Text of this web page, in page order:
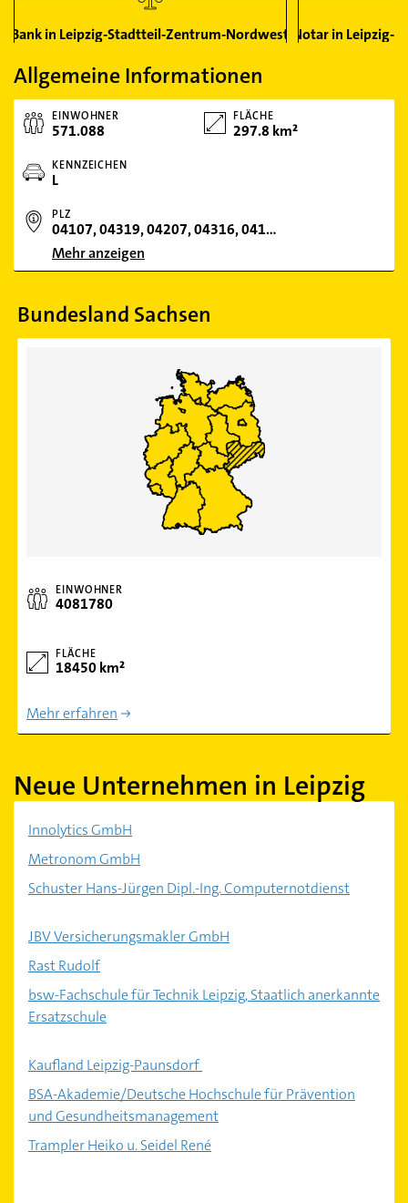
Bank in Leipzig-Stadtteil-Zentrum-Nordwest Notar in Leipzig-
Allgemeine Informationen
EINWOHNER
571.088
FLÄCHE
297.8 km²
KENNZEICHEN
L
PLZ
04107, 04319, 04207, 04316, 04109, 04159, 04299, 04275, 04288, 04179, 04277, 04249, 04105, 04158, 04349, 04157, 04178, 04205, 04356, 04289, 04315, 04155, 04103, 04329, 04129, 04317, 04177, 04229, 04328, 04209, 04279, 04347, 04318, 04357, 04001, 04111, 04134, 04139, 04165, 04175, 04183, 04187, 041
Mehr anzeigen
Bundesland Sachsen
EINWOHNER
4081780
FLÄCHE
18450 km²
Mehr erfahren
Neue Unternehmen in Leipzig
Innolytics GmbH
Metronom GmbH
Schuster Hans-Jürgen Dipl.-Ing. Computernotdienst
JBV Versicherungsmakler GmbH
Rast Rudolf
bsw-Fachschule für Technik Leipzig, Staatlich anerkannte
Ersatzschule
Kaufland Leipzig-Paunsdorf
BSA-Akademie/Deutsche Hochschule für Prävention
und Gesundheitsmanagement
Trampler Heiko u. Seidel René